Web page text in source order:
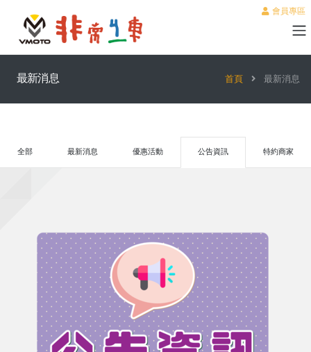
會員專區
最新消息 首頁 最新消息
全部 最新消息 優惠活動 公告資訊 特約商家